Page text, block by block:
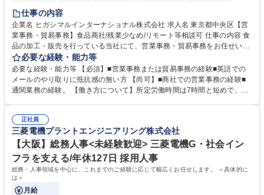
仕事の内容
企業名 ヒガシマルインターナショナル株式会社 求人名 東京都中央区【営
業事務・貿易事務】食品商社/残業少なめ/リモート等相談可 仕事の内容 食
品の加工・販売を行っている当社にて、営業事務・貿易事務をお任せいた
します。営業社員のサポートポジションとして、受発注から海外工場との
調整まで幅広く対応し、当社事業の根幹を支えていただきます。 ■受発注
業務、請求書発行 ■海外工場とのスケジュール調整 ■在庫管理 ■輸入書類
の確認・作成 ■配送手配 ■通関業者を通して行う輸出入業全般 ■倉庫との
ルプロデュースしているため、商品に関わる全ての業務をサポート頂きま
す。 募集職種 東京都中央区【営業事務・貿易事務】食品商社/残業少なめ/
リモート等相談可
必要な経験・能力等
必要な経験・能力等 【必須】■営業事務または貿易事務の経験■英語での
メールのやり取りに抵抗感の無い方 【尚可】■商社での営業事務の経験■
通関業務の経験。 【働き方について】所定労働時間は7時間と短めで、残
の強み】1991年の設立以来、外食産業を中心としたお客様の多様なニー
ズに沿った冷凍水産物等の生産・輸入・販売を一貫して手掛けています。
自社工場と海外拠点の強固な連携によるワンストップサービスが最大の強
みです。 学歴・資格 学歴：大学院 大学 語学力：英語 資格：
正社員
三菱電機プラントエンジニアリング株式会社
【大阪】総務人事<未経験歓迎> 三菱電機G・社会イン
フラを支える/年休127日 採用人事
総務・人事領域を中心に、これまでのご経験に応じて幅広くお任せします。 ＜具体的に
は＞
月給